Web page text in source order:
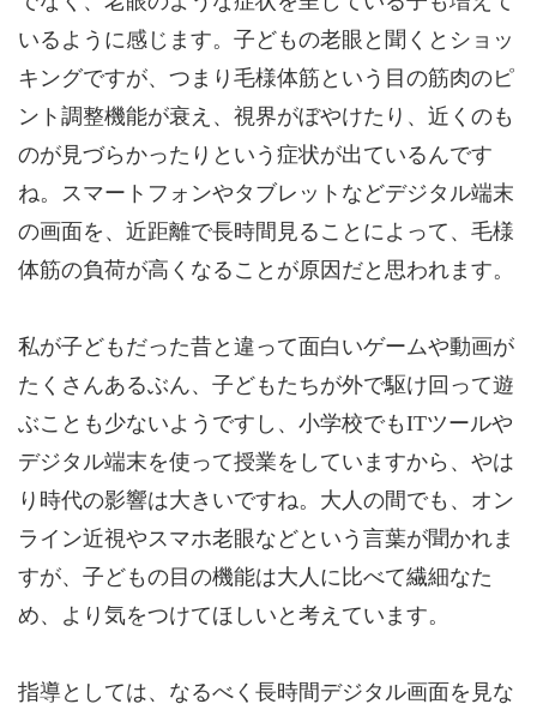
いるように感じます。子どもの老眼と聞くとショッ
キングですが、つまり毛様体筋という目の筋肉のピ
ント調整機能が衰え、視界がぼやけたり、近くのも
のが見づらかったりという症状が出ているんです
ね。スマートフォンやタブレットなどデジタル端末
の画面を、近距離で長時間見ることによって、毛様
体筋の負荷が高くなることが原因だと思われます。
私が子どもだった昔と違って面白いゲームや動画が
たくさんあるぶん、子どもたちが外で駆け回って遊
ぶことも少ないようですし、小学校でもITツールや
デジタル端末を使って授業をしていますから、やは
り時代の影響は大きいですね。大人の間でも、オン
ライン近視やスマホ老眼などという言葉が聞かれま
すが、子どもの目の機能は大人に比べて繊細なた
め、より気をつけてほしいと考えています。
指導としては、なるべく長時間デジタル画面を見な